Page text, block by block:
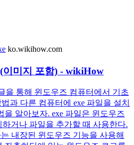
ko.wikihow.com
이미지 포함) - wikiHow
을 통해 윈도우즈 컴퓨터에서 기초
과 다른 컴퓨터에 exe 파일을 설치
을 알아보자. exe 파일은 윈도우즈
거나 파일을 추가할 때 사용한다.
내장된 윈도우즈 기능을 사용해